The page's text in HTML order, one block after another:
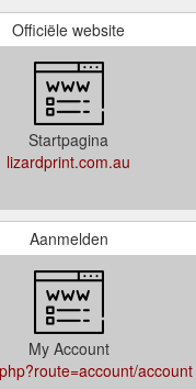
Officiële website
Startpagina
lizardprint.com.au
Aanmelden
My Account
account